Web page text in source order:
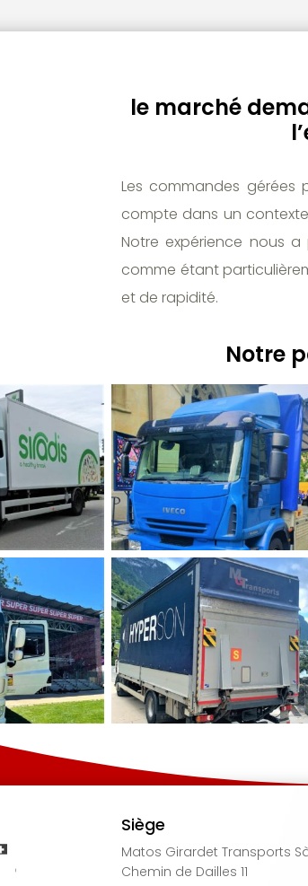
le marché
Les commandes
compte dans un
Notre expérience nous
comme étant
et de rapidité.
Notre
Siège
Matos Girardet Transports
Chemin de Dailles 11